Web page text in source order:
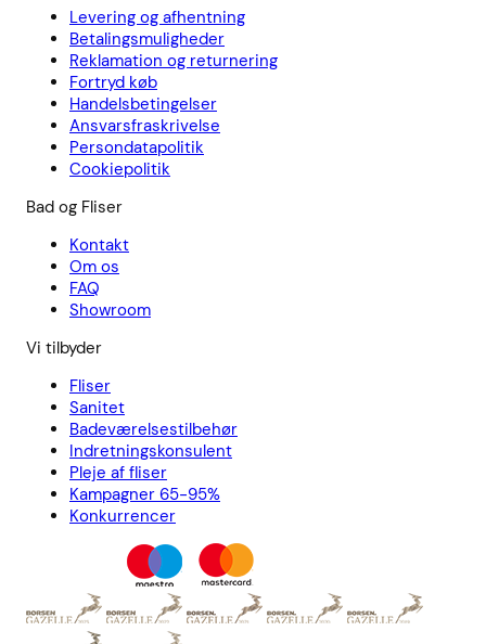
Levering og afhentning
Betalingsmuligheder
Reklamation og returnering
Fortryd køb
Handelsbetingelser
Ansvarsfraskrivelse
Persondatapolitik
Cookiepolitik
Bad og Fliser
Kontakt
Om os
FAQ
Showroom
Vi tilbyder
Fliser
Sanitet
Badeværelsestilbehør
Indretningskonsulent
Pleje af fliser
Kampagner 65-95%
Konkurrencer